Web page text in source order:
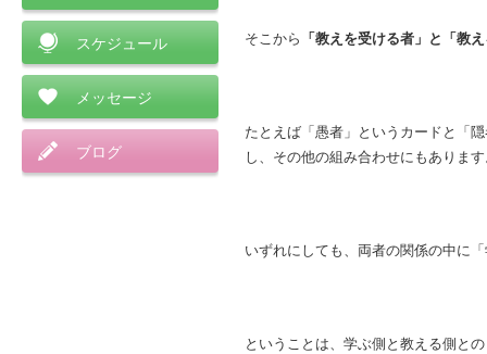
そこから 「教えを受ける者」と「教
たとえば「愚者」というカードと「
し、その他の組み合わせにもありま
いずれにしても、両者の関係の中に
ということは、学ぶ側と教える側と
スケジュール
メッセージ
ブログ